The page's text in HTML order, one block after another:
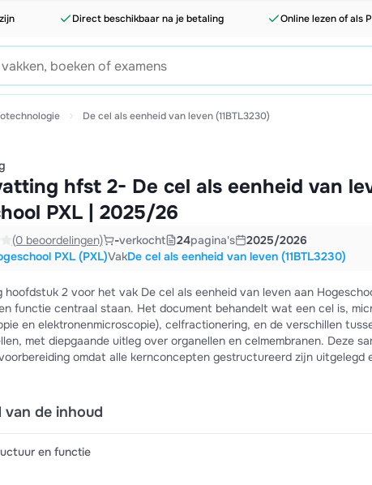
Direct beschikbaar na je betaling Online lezen of als
De cel als eenheid van leven (11BTL3230)
hfst 2- De cel als eenheid van
PXL | 2025/26
(0 beoordelingen) -verkocht 24pagina's
2025/2026
PXL (PXL)VakDe cel als eenheid van leven (11BTL3230)
hoofdstuk 2 voor het vak De cel als eenheid van leven aan
functie centraal staan. Het document behandelt wat een cel is,
en elektronenmicroscopie), celfractionering, en de verschillen
met diepgaande uitleg over organellen en celmembranen. Deze
omdat alle kernconcepten gestructureerd zijn uitgelegd
van de inhoud
en functie